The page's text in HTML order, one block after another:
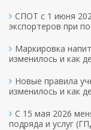
СПОТ с 1 июня
экспортеров при
Маркировка
изменилось и как
Новые правила
изменилось и как
С 15 мая 2026
подряда и услуг